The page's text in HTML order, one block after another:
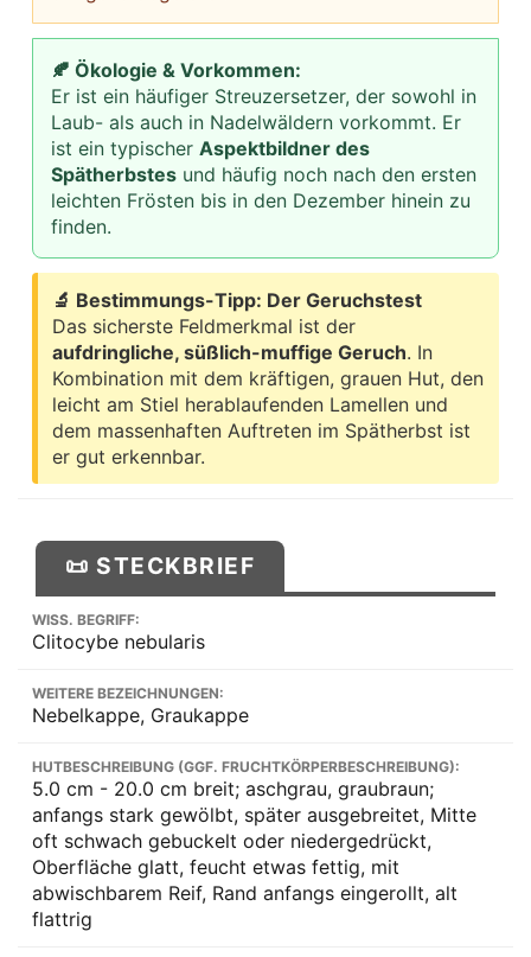
🍂 Ökologie & Vorkommen:
Er ist ein häufiger Streuzersetzer, der sowohl in
Laub- als auch in Nadelwäldern vorkommt. Er
ist ein typischer Aspektbildner des
Spätherbstes und häufig noch nach den ersten
leichten Frösten bis in den Dezember hinein zu
finden.
🔬 Bestimmungs-Tipp: Der Geruchstest
Das sicherste Feldmerkmal ist der
aufdringliche, süßlich-muffige Geruch. In
Kombination mit dem kräftigen, grauen Hut, den
leicht am Stiel herablaufenden Lamellen und
dem massenhaften Auftreten im Spätherbst ist
er gut erkennbar.
📜 STECKBRIEF
WISS. BEGRIFF:
Clitocybe nebularis
WEITERE BEZEICHNUNGEN:
Nebelkappe, Graukappe
HUTBESCHREIBUNG (GGF. FRUCHTKÖRPERBESCHREIBUNG):
5.0 cm - 20.0 cm breit; aschgrau, graubraun;
anfangs stark gewölbt, später ausgebreitet, Mitte
oft schwach gebuckelt oder niedergedrückt,
Oberfläche glatt, feucht etwas fettig, mit
abwischbarem Reif, Rand anfangs eingerollt, alt
flattrig